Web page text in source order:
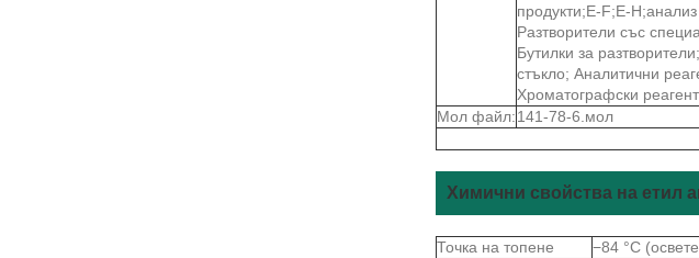
продукти;E-F;E-
Разтворители със
Бутилки за
стъкло; Аналитични
Хроматографски
Мол файл:141-78-6.мол
Химични свойства на етил
Точка на топене
−84 °C